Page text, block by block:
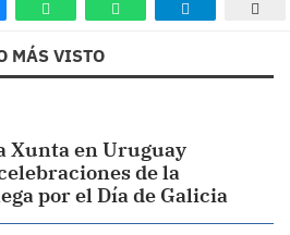
MÁS VISTO
Xunta en Uruguay
de la
por el Día de Galicia